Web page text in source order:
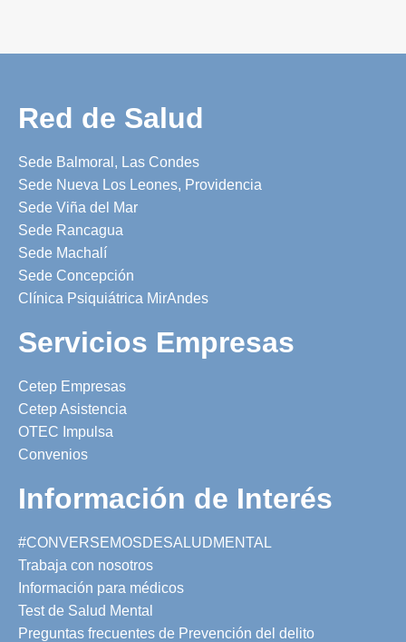
Red de Salud
Sede Balmoral, Las Condes
Sede Nueva Los Leones, Providencia
Sede Viña del Mar
Sede Rancagua
Sede Machalí
Sede Concepción
Clínica Psiquiátrica MirAndes
Servicios Empresas
Cetep Empresas
Cetep Asistencia
OTEC Impulsa
Convenios
Información de Interés
#CONVERSEMOSDESALUDMENTAL
Trabaja con nosotros
Información para médicos
Test de Salud Mental
Preguntas frecuentes de Prevención del delito